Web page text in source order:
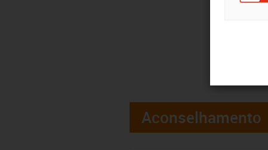
Aconselhamento